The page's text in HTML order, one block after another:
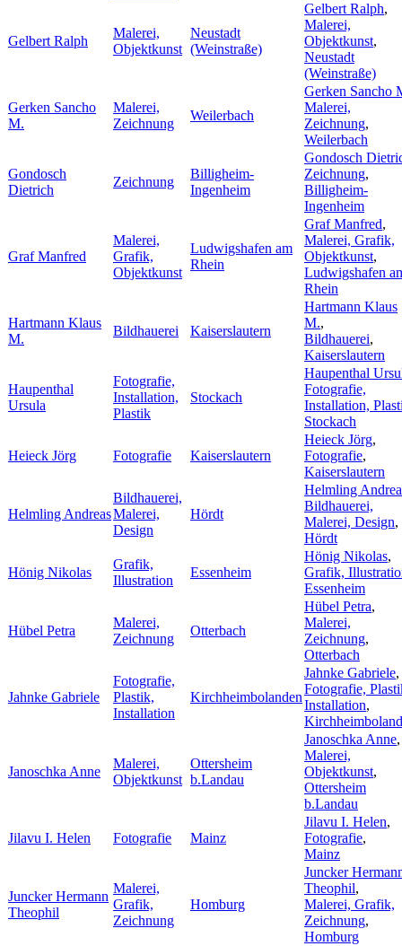
Gelbert Ralph
Malerei,
Objektkunst
Neustadt
(Weinstraße)
Gelbert Ralph,
Malerei,
Objektkunst,
Neustadt
(Weinstraße)
Gerken Sancho
M.
Malerei,
Zeichnung
Weilerbach
Gerken Sancho
Malerei,
Zeichnung,
Weilerbach
Gondosch
Dietrich
Zeichnung
Billigheim-
Ingenheim
Gondosch
Zeichnung,
Billigheim-
Ingenheim
Graf Manfred
Malerei,
Grafik,
Objektkunst
Ludwigshafen am
Rhein
Graf Manfred,
Malerei, Grafik,
Objektkunst,
Ludwigshafen
Rhein
Hartmann Klaus
M.
Bildhauerei Kaiserslautern
Hartmann Klaus
M.,
Bildhauerei,
Kaiserslautern
Haupenthal
Ursula
Fotografie,
Installation,
Plastik
Stockach
Haupenthal
Fotografie,
Installation,
Stockach
Heieck Jörg Fotografie Kaiserslautern
Heieck Jörg,
Fotografie,
Kaiserslautern
Helmling Andreas
Bildhauerei,
Malerei,
Design
Hördt
Helmling
Bildhauerei,
Malerei, Design,
Hördt
Hönig Nikolas
Grafik,
Illustration
Essenheim
Hönig Nikolas,
Grafik,
Essenheim
Hübel Petra
Malerei,
Zeichnung
Otterbach
Hübel Petra,
Malerei,
Zeichnung,
Otterbach
Jahnke Gabriele
Fotografie,
Plastik,
Installation
Kirchheimbolanden
Jahnke Gabriele,
Fotografie,
Installation,
Janoschka Anne
Malerei,
Objektkunst
Ottersheim
b.Landau
Janoschka Anne,
Malerei,
Objektkunst,
Ottersheim
b.Landau
Jilavu I. Helen Fotografie Mainz
Jilavu I. Helen,
Fotografie,
Mainz
Juncker Hermann
Theophil
Malerei,
Grafik,
Zeichnung
Homburg
Juncker
Theophil,
Malerei, Grafik,
Zeichnung,
Homburg